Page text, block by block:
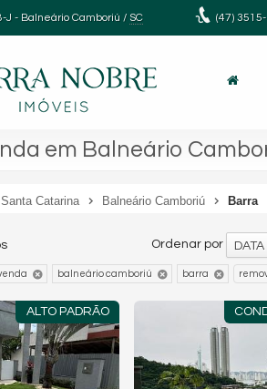
J - Balneário Camboriú / SC (47)
em Balneário
Santa Catarina Balneário Camboriú Barra
Ordenar por
balneário camboriú barra
ALTO PADRÃO